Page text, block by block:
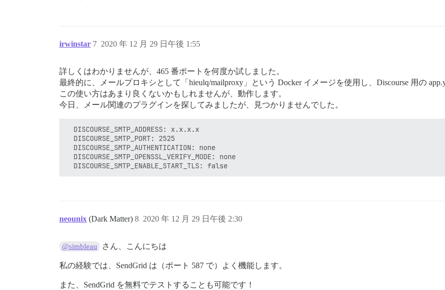
irwinstar 2020 年 12 月 29 日午後 1:55
7
詳しくはわかりませんが、465 番ポートを何度か試しました。
最終的に、メールプロキシとして「hieulq/mailproxy」という Docker イメージを使用し、Discourse 用の
この使い方はあまり良くないかもしれませんが、動作します。
今日、メール関連のプラグインを探してみましたが、見つかりませんでした。
  DISCOURSE_SMTP_ADDRESS: x.x.x.x
  DISCOURSE_SMTP_PORT: 2525
  DISCOURSE_SMTP_AUTHENTICATION: none
  DISCOURSE_SMTP_OPENSSL_VERIFY_MODE: none
neounix (Dark Matter) 2020 年 12 月 29 日午後 2:30
8
@simbleau さん、こんにちは
私の経験では、SendGrid は（ポート 587 で）よく機能します。
また、SendGrid を無料でテストすることも可能です！